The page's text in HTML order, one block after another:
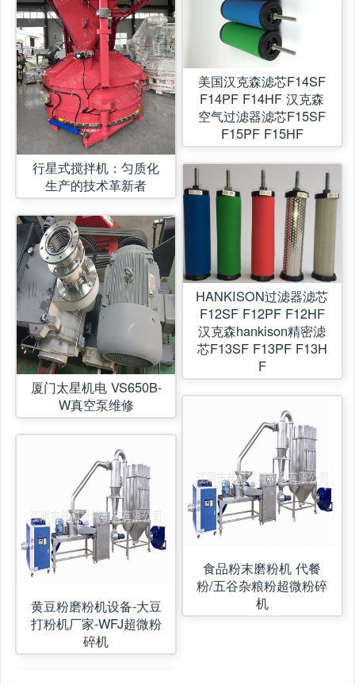
行星式搅拌机：匀质化
生产的技术革新者
厦门太星机电 VS650B-
W真空泵维修
黄豆粉磨粉机设备-大豆
打粉机厂家-WFJ超微粉
碎机
美国汉克森滤芯F14SF
F14PF F14HF 汉克森
空气过滤器滤芯F15SF
F15PF F15HF
HANKISON过滤器滤芯
F12SF F12PF F12HF
汉克森hankison精密滤
芯F13SF F13PF F13H
F
食品粉末磨粉机 代餐
粉/五谷杂粮粉超微粉碎
机